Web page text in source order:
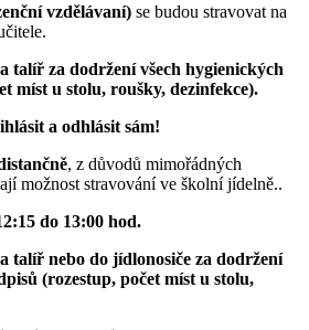
vzdělávaní) se budou stravovat na
talíř za dodržení všech hygienických
míst u stolu, roušky, dezinfekce).
a odhlásit sám!
, z důvodů mimořádných
možnost stravování ve školní jídelně..
do 13:00 hod.
talíř nebo do jídlonosiče za dodržení
(rozestup, počet míst u stolu,